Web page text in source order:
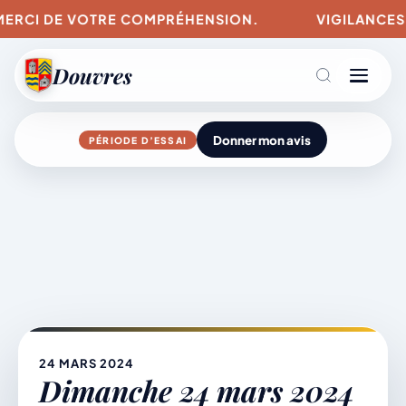
DE VOTRE COMPRÉHENSION. VIGILANCES
Douvres
Agenda
Mairie & Vie municipale
PÉRIODE D’ESSAI Donner mon avis
24 MARS 2024
Dimanche 24 mars 2024